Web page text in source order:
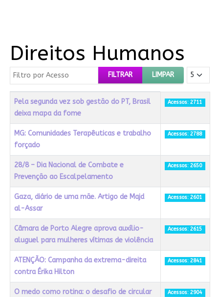
Direitos Humanos
Filtro por Acesso FILTRAR LIMPAR Mostrar #
Título Acessos
Pela segunda vez sob gestão do PT, Brasil
deixa mapa da fome
Acessos: 2711
MG: Comunidades Terapêuticas e trabalho
forçado
Acessos: 2788
28/8 – Dia Nacional de Combate e
Prevenção ao Escalpelamento
Acessos: 2650
Gaza, diário de uma mãe. Artigo de Majd
al-Assar
Acessos: 2601
Câmara de Porto Alegre aprova auxílio-
aluguel para mulheres vítimas de violência
Acessos: 2615
ATENÇÃO: Campanha da extrema-direita
contra Érika Hilton
Acessos: 2841
O medo como rotina: o desafio de circular
Acessos: 2904